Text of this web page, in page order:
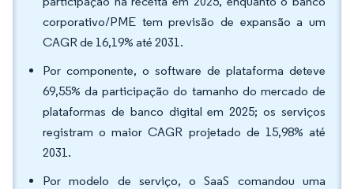
corporativo/PME tem previsão de expansão a um
CAGR de 16,19% até 2031.
Por componente, o software de plataforma deteve
69,55% da participação do tamanho do mercado de
plataformas de banco digital em 2025; os serviços
registram o maior CAGR projetado de 15,98% até
2031.
Por modelo de serviço, o SaaS comandou uma